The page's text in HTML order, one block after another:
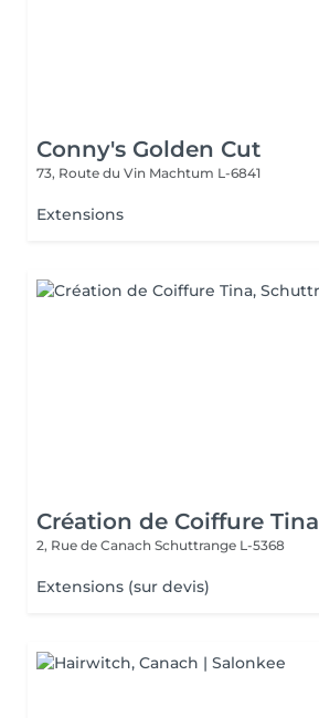
Conny's Golden Cut
73, Route du Vin Machtum L-6841
Extensions
Création de Coiffure Tina
2, Rue de Canach Schuttrange L-5368
Extensions (sur devis)